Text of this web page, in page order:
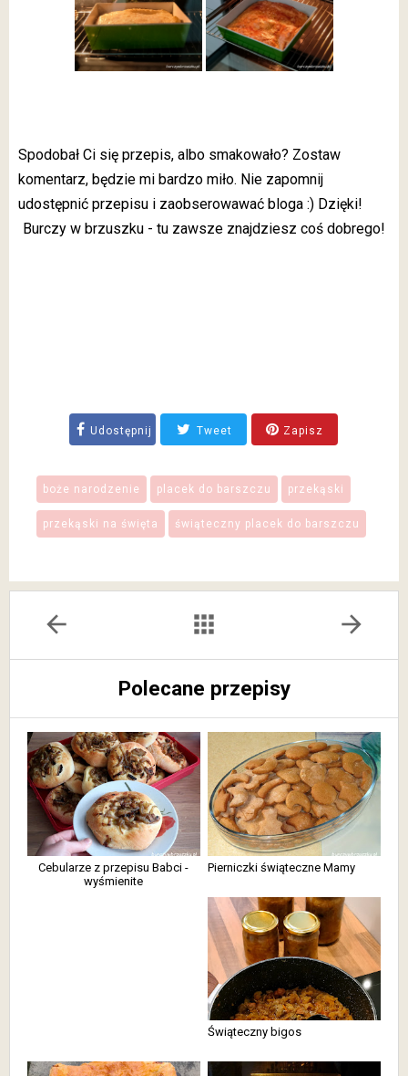
Spodobał Ci się przepis, albo smakowało? Zostaw
komentarz, będzie mi bardzo miło. Nie zapomnij
udostępnić przepisu i zaobserowawać bloga :) Dzięki!
Burczy w brzuszku - tu zawsze znajdziesz coś dobrego!
Udostępnij Tweet Zapisz
boże narodzenie placek do barszczu przekąski
przekąski na święta świąteczny placek do barszczu
arrow_back arrow_forward
apps
Polecane przepisy
Cebularze z przepisu Babci -
wyśmienite
Pierniczki świąteczne Mamy
Świąteczny bigos